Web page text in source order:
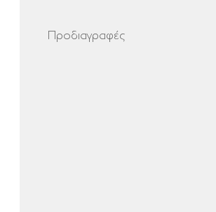
Προδιαγραφές